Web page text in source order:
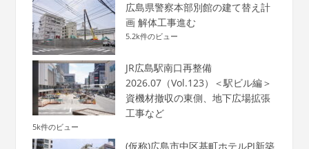
広島県警察本部別館の建て替え計
画 解体工事進む
5.2k件のビュー
JR広島駅南口再整備
2026.07（Vol.123）＜駅ビル編＞
資機材撤収の東側、地下広場拡張
工事など
5k件のビュー
(仮称)広島市中区基町ホテルPJ新築